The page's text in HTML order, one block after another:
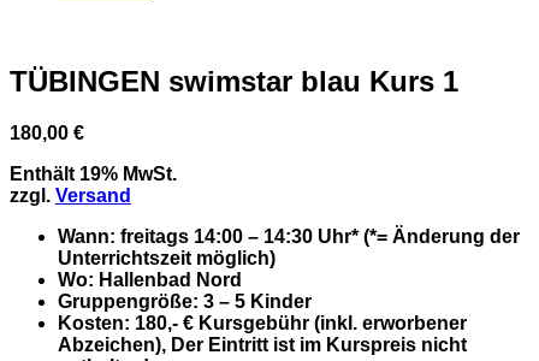
TÜBINGEN swimstar blau Kurs 1
180,00 €
Enthält 19% MwSt.
zzgl. Versand
Wann: freitags 14:00 – 14:30 Uhr* (*= Änderung der
Unterrichtszeit möglich)
Wo: Hallenbad Nord
Gruppengröße: 3 – 5 Kinder
Kosten: 180,- € Kursgebühr (inkl. erworbener
Abzeichen), Der Eintritt ist im Kurspreis nicht